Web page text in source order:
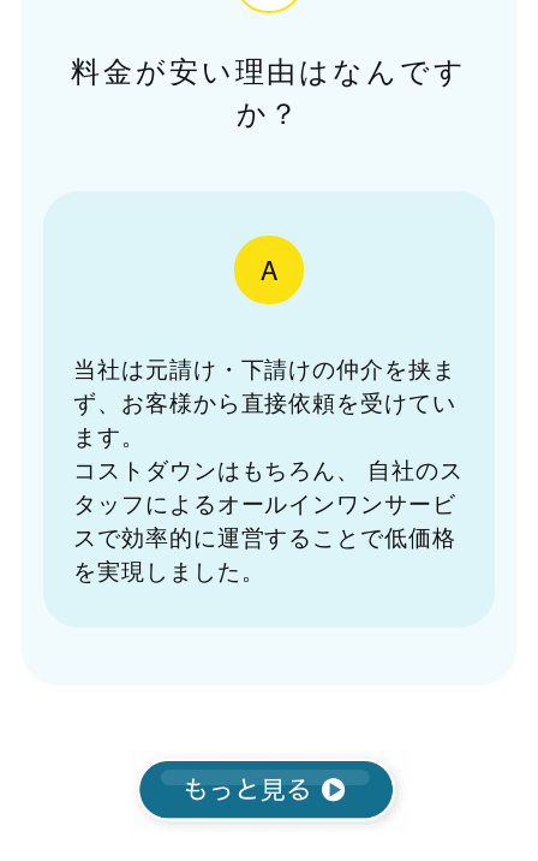
料金が安い理由はなんです
か？
A
当社は元請け・下請けの仲介を挟ま
ず、お客様から直接依頼を受けてい
ます。
コストダウンはもちろん、
自社のス
タッフによるオールインワンサービ
スで効率的に運営することで低価格
を実現しました。